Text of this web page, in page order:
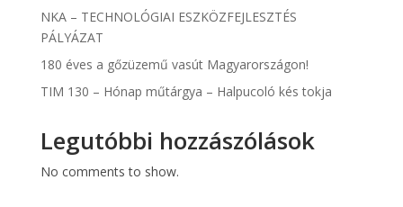
NKA – TECHNOLÓGIAI ESZKÖZFEJLESZTÉS
PÁLYÁZAT
180 éves a gőzüzemű vasút Magyarországon!
TIM 130 – Hónap műtárgya – Halpucoló kés tokja
Legutóbbi hozzászólások
No comments to show.